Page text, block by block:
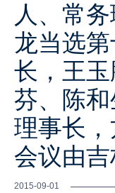
人、常
龙当选
长，王
芬、陈
理事长，
会议由吉
2015-09-01